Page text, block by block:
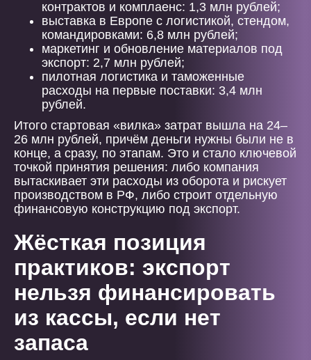
контрактов и комплаенс: 1,3 млн рублей;
выставка в Европе с логистикой, стендом,
командировками: 6,8 млн рублей;
маркетинг и обновление материалов под
экспорт: 2,7 млн рублей;
пилотная логистика и таможенные
расходы на первые поставки: 3,4 млн
рублей.
Итого стартовая «вилка» затрат вышла на 24–
26 млн рублей, причём деньги нужны были не в
конце, а сразу, по этапам. Это и стало ключевой
точкой принятия решения: либо компания
вытаскивает эти расходы из оборота и рискует
производством в РФ, либо строит отдельную
финансовую конструкцию под экспорт.
Жёсткая позиция
практиков: экспорт
нельзя финансировать
из кассы, если нет
запаса